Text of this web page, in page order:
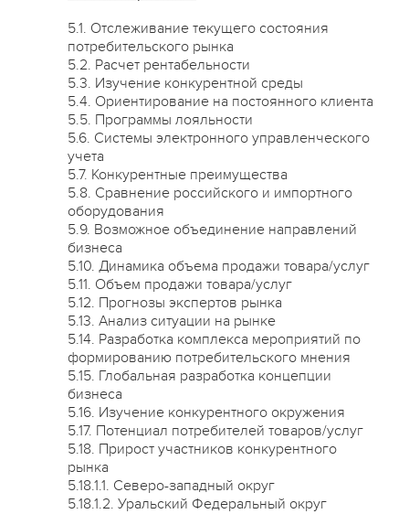
5.1. Отслеживание текущего состояния
потребительского рынка
5.2. Расчет рентабельности
5.3. Изучение конкурентной среды
5.4. Ориентирование на постоянного клиента
5.5. Программы лояльности
5.6. Системы электронного управленческого
учета
5.7. Конкурентные преимущества
5.8. Сравнение российского и импортного
оборудования
5.9. Возможное объединение направлений
бизнеса
5.10. Динамика объема продажи товара/услуг
5.11. Объем продажи товара/услуг
5.12. Прогнозы экспертов рынка
5.13. Анализ ситуации на рынке
5.14. Разработка комплекса мероприятий по
формированию потребительского мнения
5.15. Глобальная разработка концепции
бизнеса
5.16. Изучение конкурентного окружения
5.17. Потенциал потребителей товаров/услуг
5.18. Прирост участников конкурентного
рынка
5.18.1.1. Северо-западный округ
5.18.1.2. Уральский Федеральный округ